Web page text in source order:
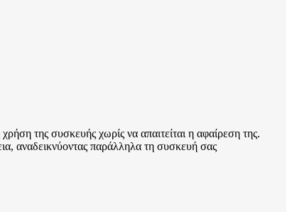
της συσκευής χωρίς να απαιτείται η αφαίρεση της.
αναδεικνύοντας παράλληλα τη συσκευή σας